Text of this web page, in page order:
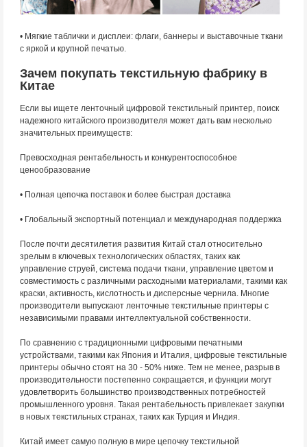
• Мягкие таблички и дисплеи: флаги, баннеры и выставочные ткани
с яркой и крупной печатью.
Зачем покупать текстильную фабрику в
Китае
Если вы ищете ленточный цифровой текстильный принтер, поиск
надежного китайского производителя может дать вам несколько
значительных преимуществ:
Превосходная рентабельность и конкурентоспособное
ценообразование
• Полная цепочка поставок и более быстрая доставка
• Глобальный экспортный потенциал и международная поддержка
После почти десятилетия развития Китай стал относительно
зрелым в ключевых технологических областях, таких как
управление струей, система подачи ткани, управление цветом и
совместимость с различными расходными материалами, такими как
краски, активность, кислотность и дисперсные чернила. Многие
производители выпускают ленточные текстильные принтеры с
независимыми правами интеллектуальной собственности.
По сравнению с традиционными цифровыми печатными
устройствами, такими как Япония и Италия, цифровые текстильные
принтеры обычно стоят на 30 - 50% ниже. Тем не менее, разрыв в
производительности постепенно сокращается, и функции могут
удовлетворить большинство производственных потребностей
промышленного уровня. Такая рентабельность привлекает закупки
в новых текстильных странах, таких как Турция и Индия.
Китай имеет самую полную в мире цепочку текстильной